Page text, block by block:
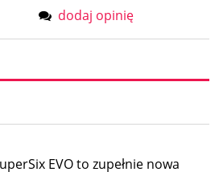
dodaj opinię
EVO to zupełnie nowa